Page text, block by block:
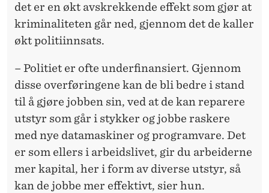
det er en økt avskrekkende effekt som gjør at
kriminaliteten går ned, gjennom det de kaller
økt politiinnsats.
– Politiet er ofte underfinansiert. Gjennom
disse overføringene kan de bli bedre i stand
til å gjøre jobben sin, ved at de kan reparere
utstyr som går i stykker og jobbe raskere
med nye datamaskiner og programvare. Det
er som ellers i arbeidslivet, gir du arbeiderne
mer kapital, her i form av diverse utstyr, så
kan de jobbe mer effektivt, sier hun.